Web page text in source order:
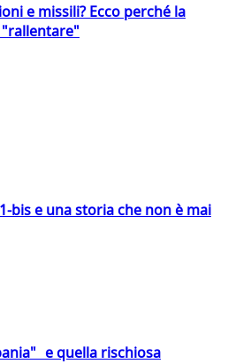
e missili? Ecco perché la
bis e una storia che non è mai
e quella rischiosa